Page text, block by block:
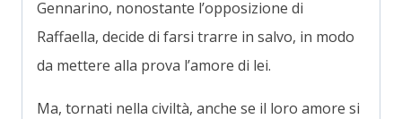
Gennarino, nonostante l’opposizione di
Raffaella, decide di farsi trarre in salvo, in modo
da mettere alla prova l’amore di lei.
Ma, tornati nella civiltà, anche se il loro amore si